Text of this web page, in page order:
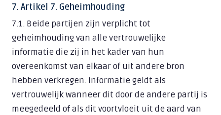
7. Artikel 7. Geheimhouding
7.1. Beide partijen zijn verplicht tot
geheimhouding van alle vertrouwelijke
informatie die zij in het kader van hun
overeenkomst van elkaar of uit andere bron
hebben verkregen. Informatie geldt als
vertrouwelijk wanneer dit door de andere partij is
meegedeeld of als dit voortvloeit uit de aard van